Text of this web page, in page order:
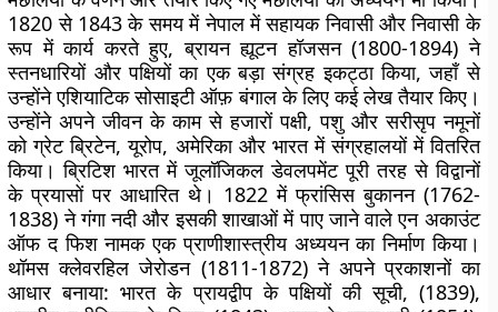
1820 से 1843 के समय में नेपाल में सहायक निवासी और निवासी के
रूप में कार्य करते हुए, ब्रायन ह्यूटन हॉजसन (1800-1894) ने
स्तनधारियों और पक्षियों का एक बड़ा संग्रह इकट्ठा किया, जहाँ से
उन्होंने एशियाटिक सोसाइटी ऑफ़ बंगाल के लिए कई लेख तैयार किए।
उन्होंने अपने जीवन के काम से हजारों पक्षी, पशु और सरीसृप नमूनों
को ग्रेट ब्रिटेन, यूरोप, अमेरिका और भारत में संग्रहालयों में वितरित
किया। ब्रिटिश भारत में जूलॉजिकल डेवलपमेंट पूरी तरह से विद्वानों
के प्रयासों पर आधारित थे। 1822 में फ्रांसिस बुकानन (1762-
1838) ने गंगा नदी और इसकी शाखाओं में पाए जाने वाले एन अकाउंट
ऑफ द फिश नामक एक प्राणीशास्त्रीय अध्ययन का निर्माण किया।
थॉमस क्लेवरहिल जेरोडन (1811-1872) ने अपने प्रकाशनों का
आधार बनाया: भारत के प्रायद्वीप के पक्षियों की सूची, (1839),